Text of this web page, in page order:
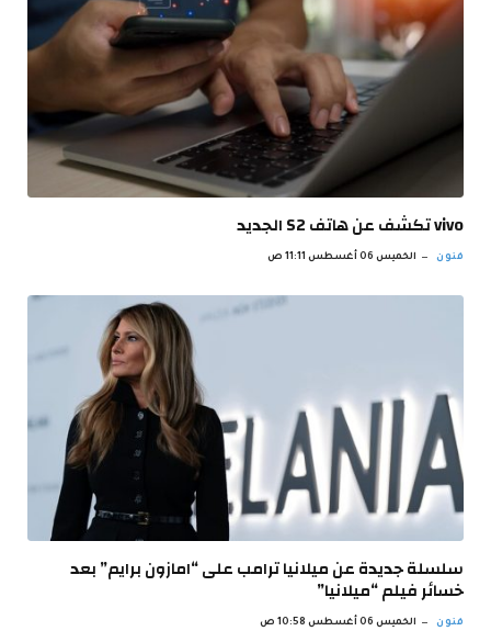
vivo تكشف عن هاتف S2 الجديد
فنون الخميس 06 أغسطس 11:11 ص
سلسلة جديدة عن ميلانيا ترامب على “امازون برايم” بعد
خسائر فيلم “ميلانيا”
فنون الخميس 06 أغسطس 10:58 ص